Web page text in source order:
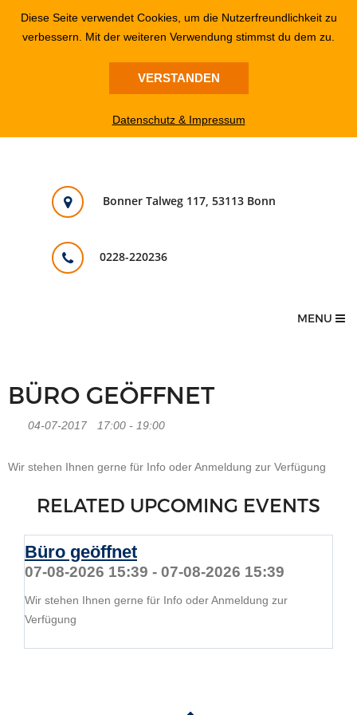
Bonner Talweg 117, 53113 Bonn
0228-220236
MENU
BÜRO GEÖFFNET
04-07-2017 17:00 - 19:00
Wir stehen Ihnen gerne für Info oder Anmeldung zur Verfügung
RELATED UPCOMING EVENTS
Büro geöffnet
07-08-2026 15:39 - 07-08-2026 15:39
Wir stehen Ihnen gerne für Info oder Anmeldung zur
Verfügung
Diese Seite verwendet Cookies, um die Nutzerfreundlichkeit zu
verbessern. Mit der weiteren Verwendung stimmst du dem zu.
VERSTANDEN
Datenschutz & Impressum